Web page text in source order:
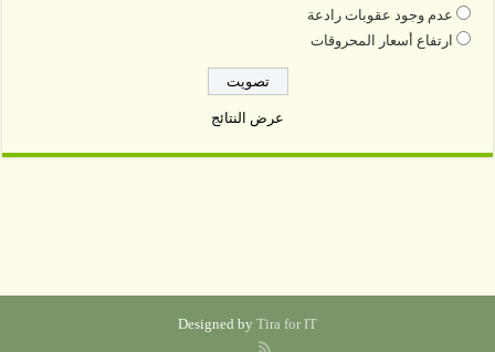
عدم وجود عقوبات رادعة
ارتفاع أسعار المحروقات
عرض النتائج
Designed by Tira for IT